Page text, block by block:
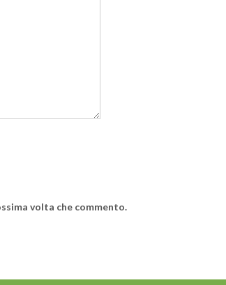
volta che commento.